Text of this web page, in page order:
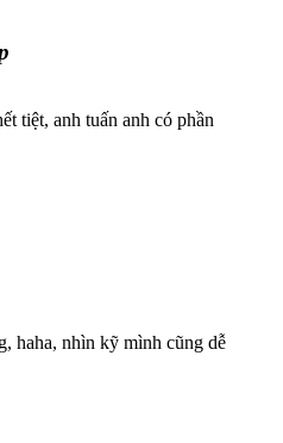
tiệt, anh tuấn anh có phần
haha, nhìn kỹ mình cũng dễ